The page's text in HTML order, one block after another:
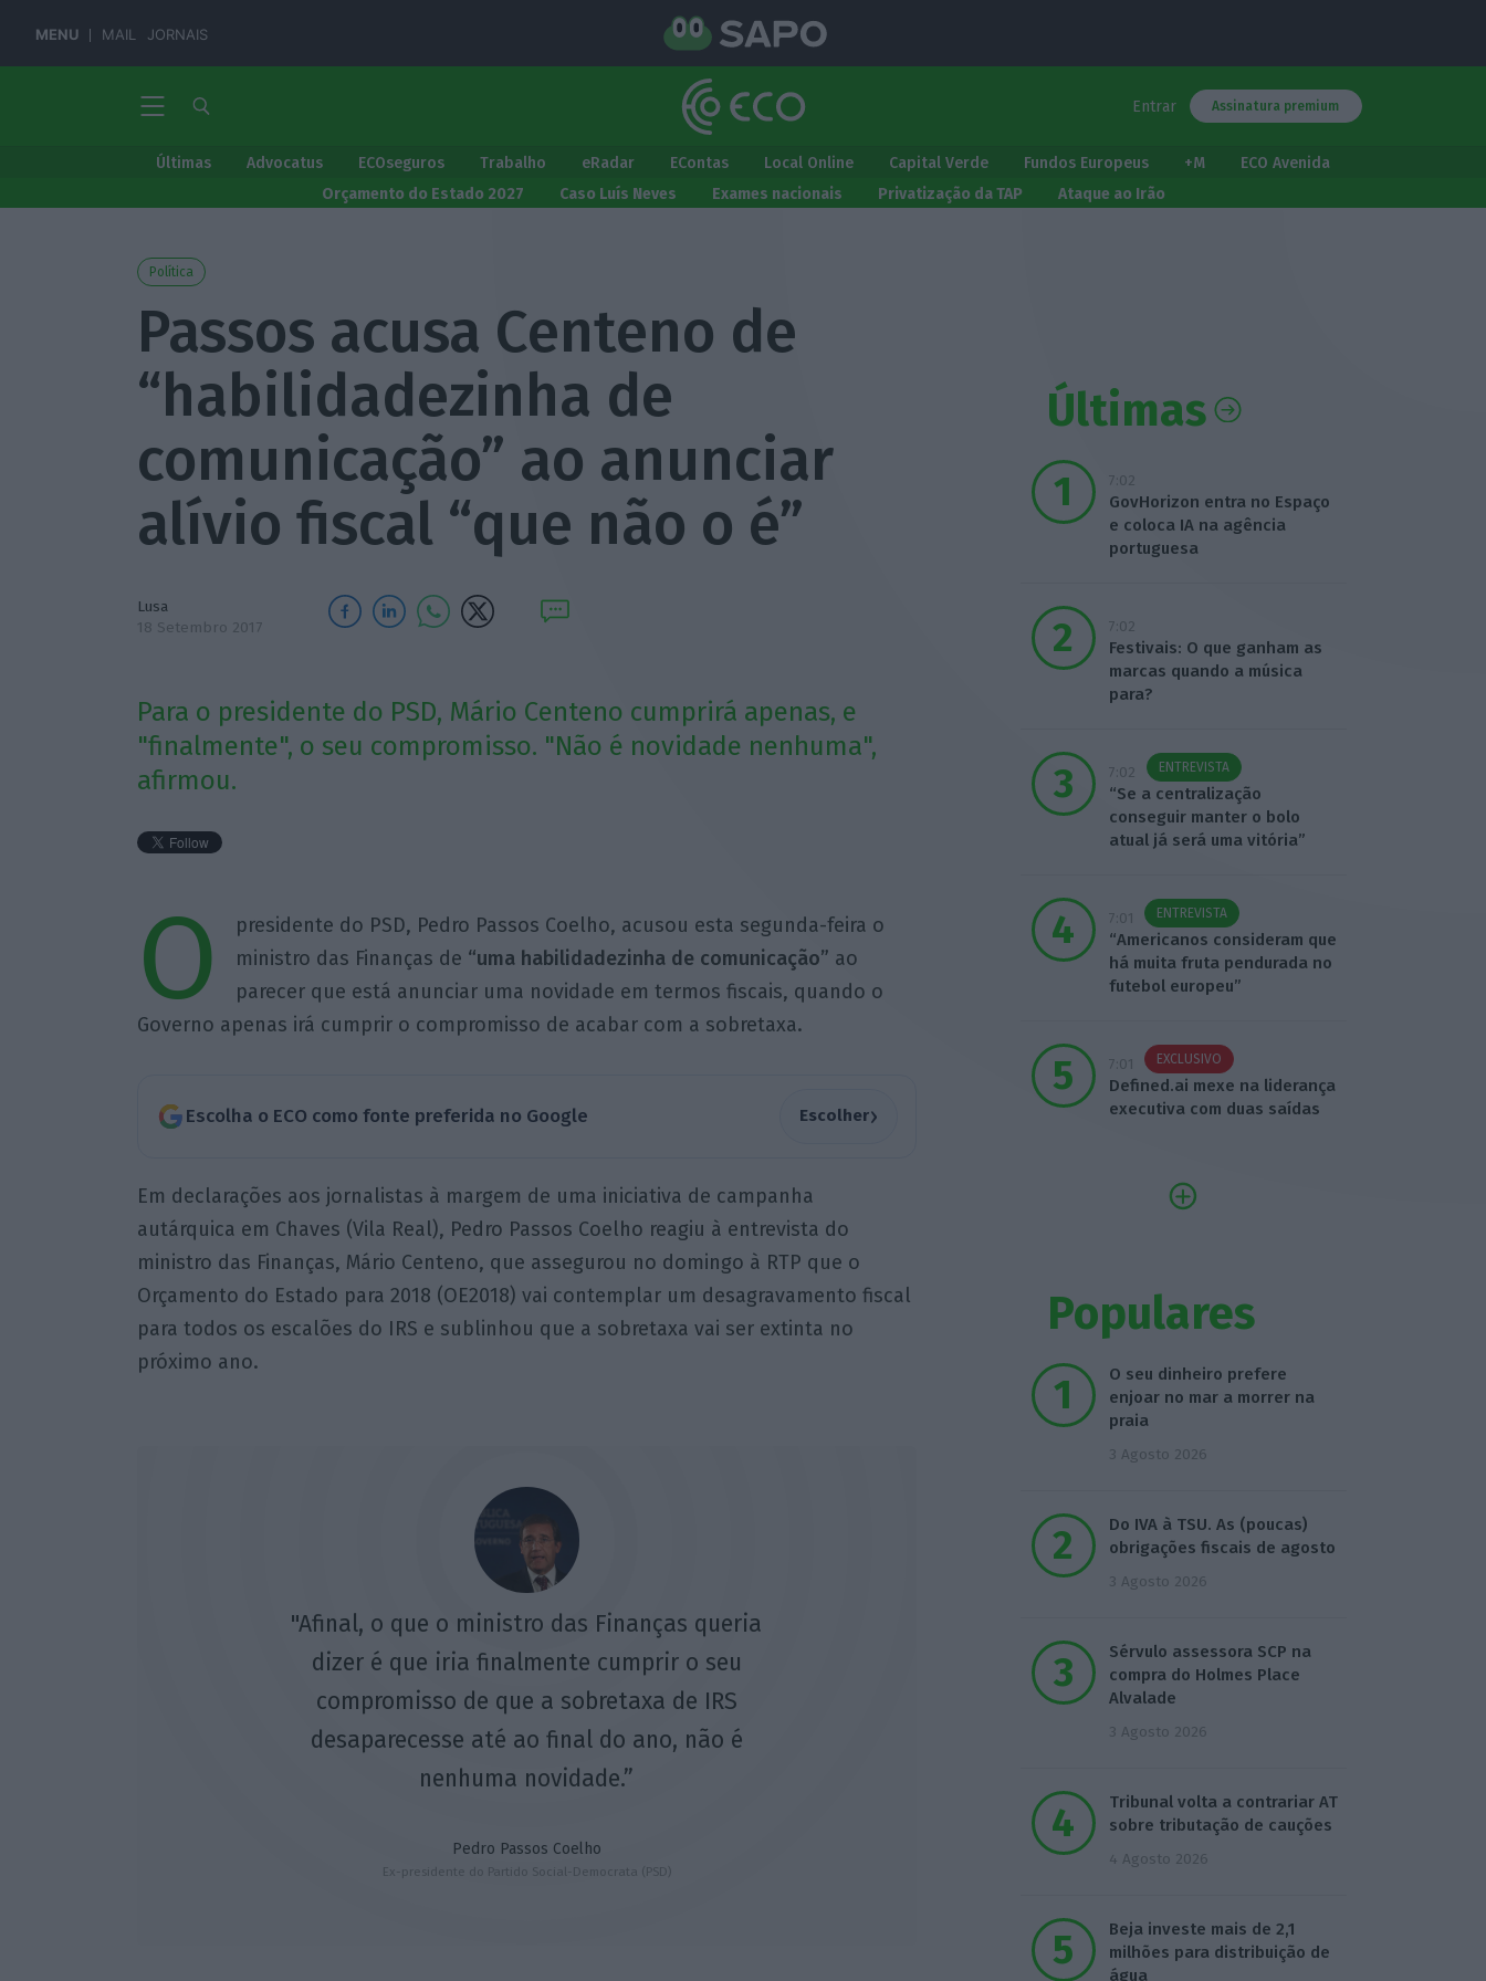
MENU MAIL JORNAIS
Entrar Assinatura premium
Últimas Advocatus ECOseguros Trabalho eRadar EContas Local Online Capital Verde Fundos Europeus +M
ECO Avenida
Orçamento do Estado 2027
Caso Luís Neves Exames nacionais Privatização da TAP Ataque ao Irão
Política
Passos acusa Centeno de
“habilidadezinha de
comunicação” ao anunciar
alívio fiscal “que não o é”
Lusa
18 Setembro 2017
Para o presidente do PSD, Mário Centeno cumprirá apenas, e
"finalmente", o seu compromisso. "Não é novidade nenhuma",
afirmou.
O
presidente do PSD, Pedro Passos Coelho, acusou esta segunda-feira o
ministro das Finanças de “uma habilidadezinha de comunicação” ao
parecer que está anunciar uma novidade em termos fiscais, quando o
Governo apenas irá cumprir o compromisso de acabar com a sobretaxa.
Escolha o ECO como fonte preferida no Google Escolher›
Em declarações aos jornalistas à margem de uma iniciativa de campanha
autárquica em Chaves (Vila Real), Pedro Passos Coelho reagiu à entrevista do
ministro das Finanças, Mário Centeno, que assegurou no domingo à RTP que o
Orçamento do Estado para 2018 (OE2018) vai contemplar um desagravamento fiscal
para todos os escalões do IRS e sublinhou que a sobretaxa vai ser extinta no
próximo ano.
"Afinal, o que o ministro das Finanças queria
dizer é que iria finalmente cumprir o seu
compromisso de que a sobretaxa de IRS
desaparecesse até ao final do ano, não é
nenhuma novidade.”
Pedro Passos Coelho
Ex-presidente do Partido Social-Democrata (PSD)
Últimas
7:02
GovHorizon entra no Espaço
e coloca IA na agência
portuguesa
7:02
Festivais: O que ganham as
marcas quando a música
para?
7:02 ENTREVISTA
“Se a centralização
conseguir manter o bolo
atual já será uma vitória”
7:01 ENTREVISTA
“Americanos consideram que
há muita fruta pendurada no
futebol europeu”
7:01 EXCLUSIVO
Defined.ai mexe na liderança
executiva com duas saídas
Populares
O seu dinheiro prefere
enjoar no mar a morrer na
praia
3 Agosto 2026
Do IVA à TSU. As (poucas)
obrigações fiscais de agosto
3 Agosto 2026
Sérvulo assessora SCP na
compra do Holmes Place
Alvalade
3 Agosto 2026
Tribunal volta a contrariar AT
sobre tributação de cauções
4 Agosto 2026
Beja investe mais de 2,1
milhões para distribuição de
água